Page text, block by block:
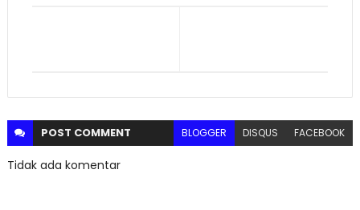
POST COMMENT BLOGGER DISQUS FACEBOOK
Tidak ada komentar